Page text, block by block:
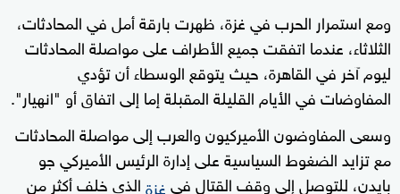
ومع استمرار الحرب في غزة، ظهرت بارقة أمل في المحادثات،
الثلاثاء، عندما اتفقت جميع الأطراف على مواصلة المحادثات
ليوم آخر في القاهرة، حيث يتوقع الوسطاء أن تؤدي
المفاوضات في الأيام القليلة المقبلة إما إلى اتفاق أو "انهيار".
وسعى المفاوضون الأميركيون والعرب إلى مواصلة المحادثات
مع تزايد الضغوط السياسية على إدارة الرئيس الأميركي جو
بايدن، للتوصل إلى وقف القتال فيغزةالذي خلف أكثر من